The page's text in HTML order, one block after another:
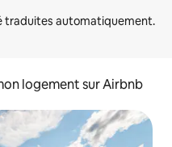
logement sur Airbnb